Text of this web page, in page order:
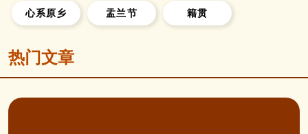
心系原乡 盂兰节 籍贯
热门文章